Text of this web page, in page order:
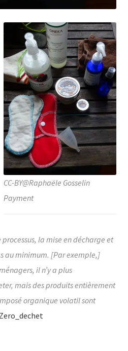
CC-BY@Raphaële Gosselin
Payment
la mise en décharge et
au minimum. [Par exemple,]
il n’y a plus
mais des produits entièrement
organique volatil sont